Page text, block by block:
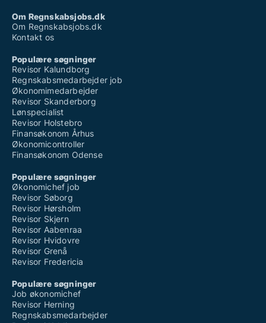
Om Regnskabsjobs.dk
Om Regnskabsjobs.dk
Kontakt os
Populære søgninger
Revisor Kalundborg
Regnskabsmedarbejder job
Økonomimedarbejder
Revisor Skanderborg
Lønspecialist
Revisor Holstebro
Finansøkonom Århus
Økonomicontroller
Finansøkonom Odense
Populære søgninger
Økonomichef job
Revisor Søborg
Revisor Hørsholm
Revisor Skjern
Revisor Aabenraa
Revisor Hvidovre
Revisor Grenå
Revisor Fredericia
Populære søgninger
Job økonomichef
Revisor Herning
Regnskabsmedarbejder